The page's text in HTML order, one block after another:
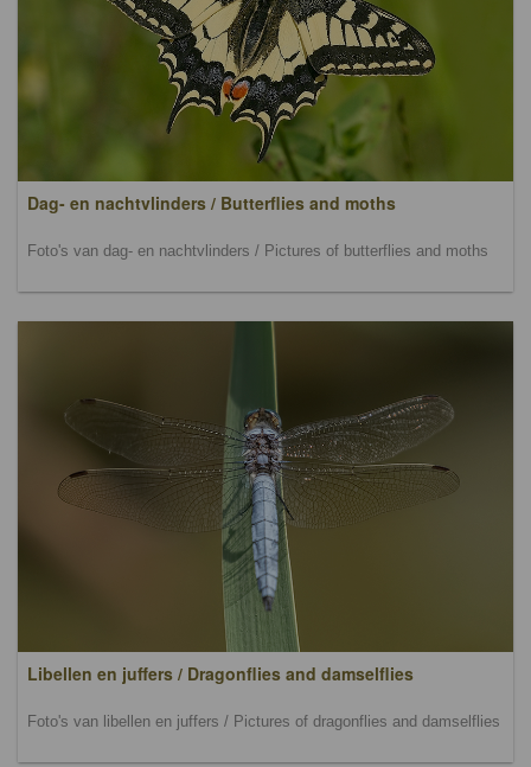
Dag- en nachtvlinders / Butterflies and moths
Foto's van dag- en nachtvlinders / Pictures of butterflies and moths
Libellen en juffers / Dragonflies and damselflies
Foto's van libellen en juffers / Pictures of dragonflies and damselflies